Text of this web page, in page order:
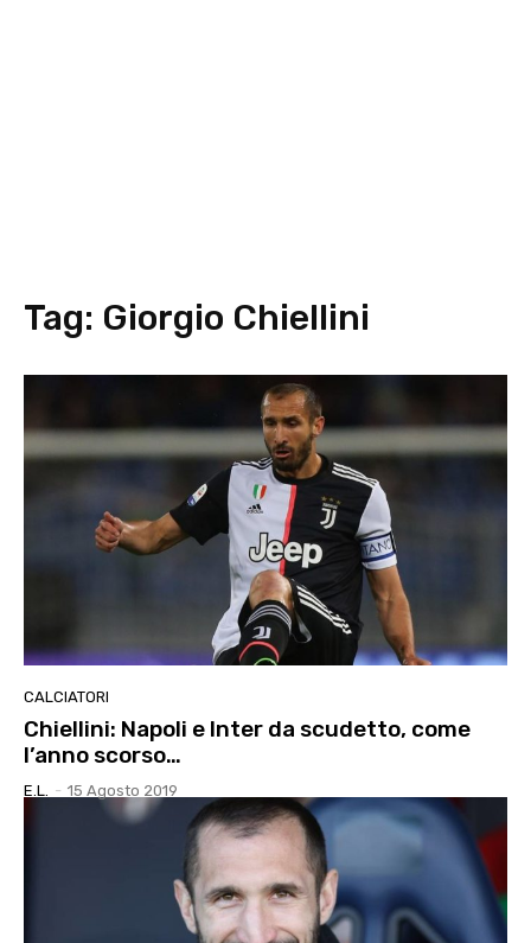
Tag: Giorgio Chiellini
CALCIATORI
Chiellini: Napoli e Inter da scudetto, come
l’anno scorso…
E.l. - 15 Agosto 2019